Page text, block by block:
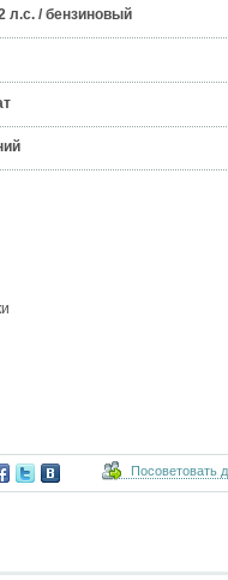
л.с. / бензиновый
Посоветовать